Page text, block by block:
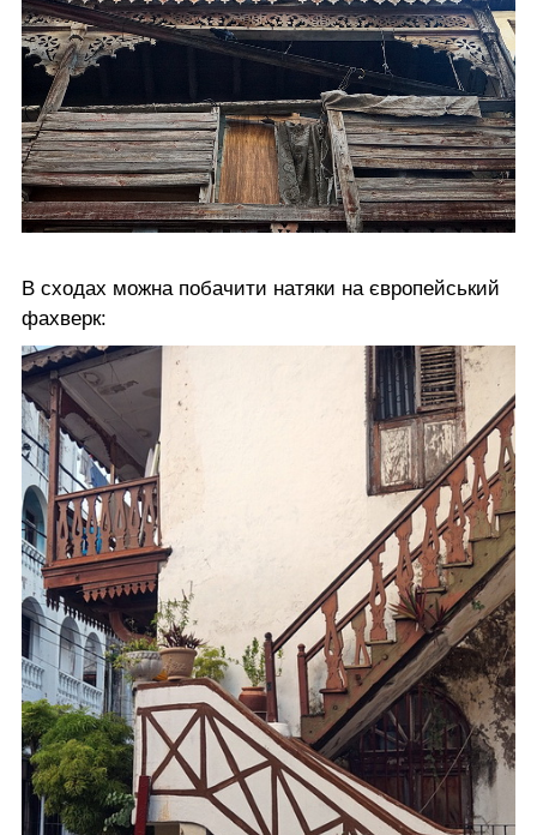
В сходах можна побачити натяки на європейський
фахверк: